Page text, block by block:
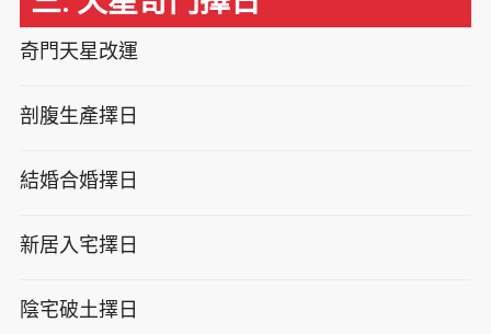
奇門天星改運
剖腹生產擇日
結婚合婚擇日
新居入宅擇日
陰宅破土擇日